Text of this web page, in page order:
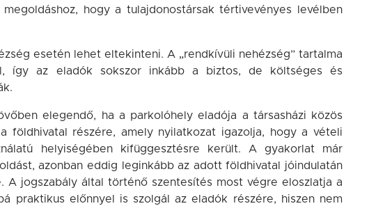
hogy a tulajdonostársak tértivevényes levélben
esetén lehet eltekinteni. A „rendkívüli nehézség” tartalma
így az eladók sokszor inkább a biztos, de költséges és
elegendő, ha a parkolóhely eladója a társasházi közös
földhivatal részére, amely nyilatkozat igazolja, hogy a vételi
helyiségében kifüggesztésre került. A gyakorlat már
azonban eddig leginkább az adott földhivatal jóindulatán
A jogszabály által történő szentesítés most végre eloszlatja a
praktikus előnnyel is szolgál az eladók részére, hiszen nem